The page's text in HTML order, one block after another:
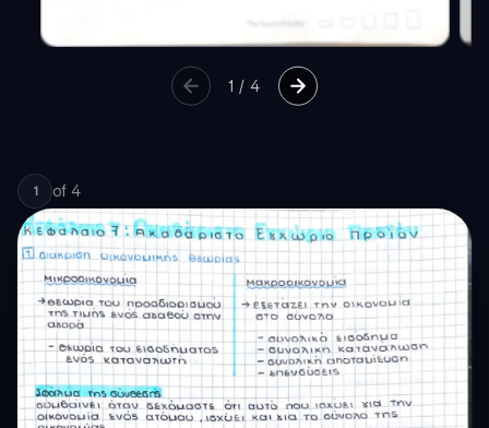
1 /4
1 of 4